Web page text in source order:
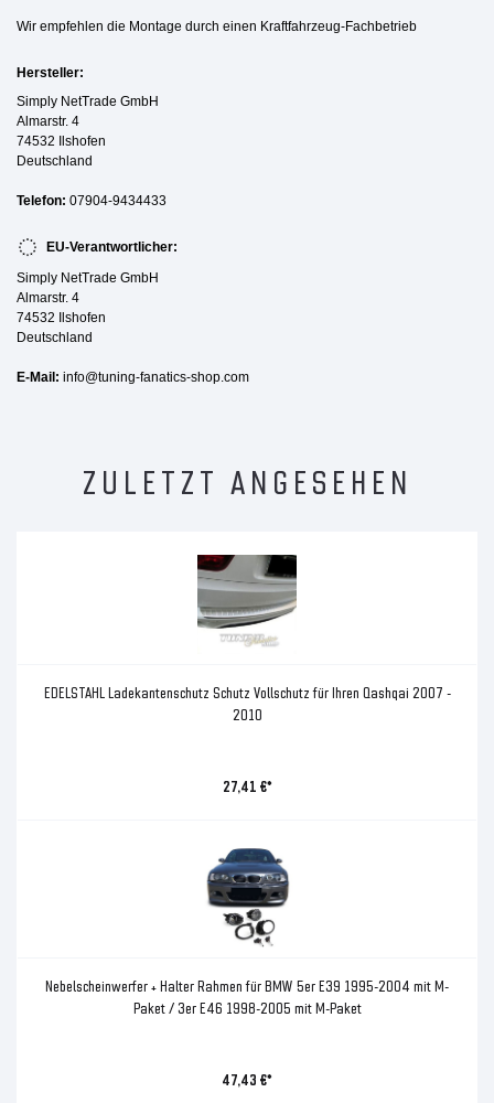
Wir empfehlen die Montage durch einen Kraftfahrzeug-Fachbetrieb
Hersteller:
Simply NetTrade GmbH
Almarstr. 4
74532 Ilshofen
Deutschland
Telefon: 07904-9434433
EU-Verantwortlicher:
Simply NetTrade GmbH
Almarstr. 4
74532 Ilshofen
Deutschland
E-Mail: info@tuning-fanatics-shop.com
ZULETZT ANGESEHEN
EDELSTAHL Ladekantenschutz Schutz Vollschutz für Ihren Qashqai 2007 -
2010
27,41 €*
Nebelscheinwerfer + Halter Rahmen für BMW 5er E39 1995-2004 mit M-
Paket / 3er E46 1998-2005 mit M-Paket
47,43 €*